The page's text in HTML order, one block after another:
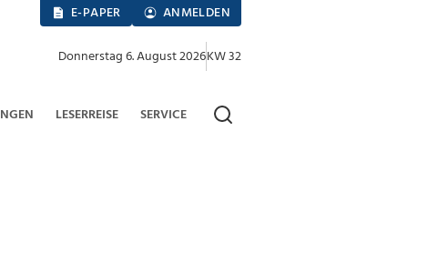
E-PAPER ANMELDEN
Donnerstag 6. August 2026KW 32
LESERREISE SERVICE